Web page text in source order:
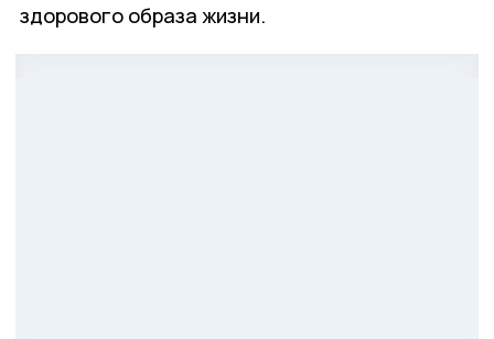
здорового образа жизни.